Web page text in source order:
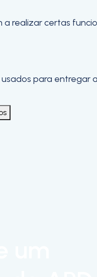
a realizar certas
para entregar